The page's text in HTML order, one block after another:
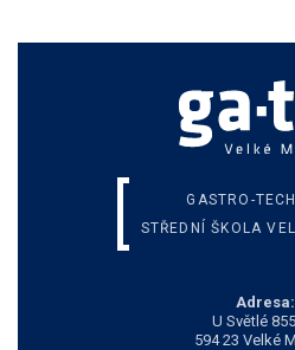
GASTRO-
STŘEDNÍ ŠKOLA
Adresa:
U Světlé
594 23 Velké